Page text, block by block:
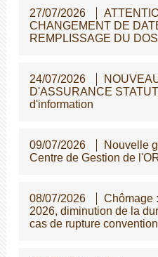
27/07/2026
CHANGEMENT DE
REMPLISSAGE DU
24/07/2026
D'ASSURANCE
d'information
09/07/2026
Nouvelle
Centre de Gestion de
08/07/2026
Chômage
2026, diminution de la
cas de rupture